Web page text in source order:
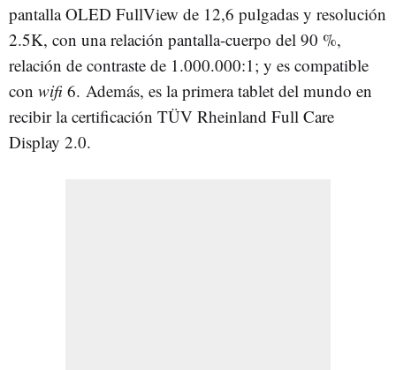
pantalla OLED FullView de 12,6 pulgadas y resolución
2.5K, con una relación pantalla-cuerpo del 90 %,
relación de contraste de 1.000.000:1; y es compatible
con wifi 6. Además, es la primera tablet del mundo en
recibir la certificación TÜV Rheinland Full Care
Display 2.0.